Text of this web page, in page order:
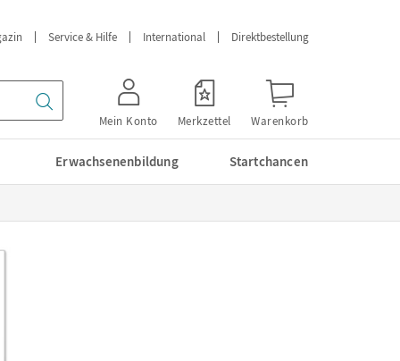
Service & Hilfe International Direktbestellung
Mein Konto Merkzettel Warenkorb
Erwachsenenbildung Startchancen